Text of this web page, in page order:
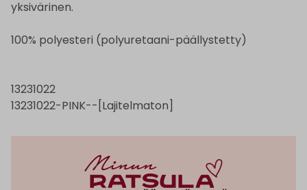
yksivärinen.
100% polyesteri (polyuretaani-päällystetty)
13231022
13231022-PINK--[Lajitelmaton]